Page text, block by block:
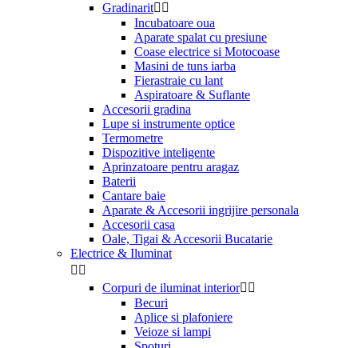
Gradinarit 
Incubatoare oua
Aparate spalat cu presiune
Coase electrice si Motocoase
Masini de tuns iarba
Fierastraie cu lant
Aspiratoare & Suflante
Accesorii gradina
Lupe si instrumente optice
Termometre
Dispozitive inteligente
Aprinzatoare pentru aragaz
Baterii
Cantare baie
Aparate & Accesorii ingrijire personala
Accesorii casa
Oale, Tigai & Accesorii Bucatarie
Electrice & Iluminat
 
Corpuri de iluminat interior 
Becuri
Aplice si plafoniere
Veioze si lampi